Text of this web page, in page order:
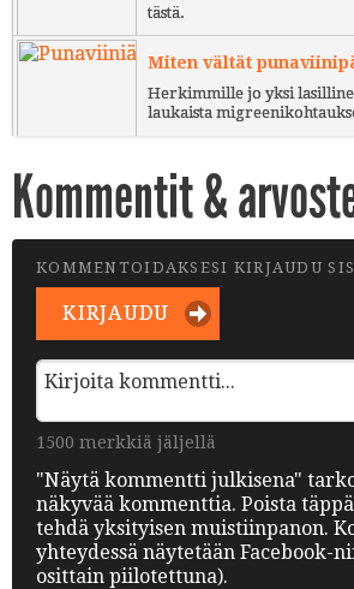
tästä.
Miten vältät
Herkimmille jo yksi
laukaista
Kommentit &
KOMMENTOIDAKSESI KIRJAUDU
KIRJAUDU
1500 merkkiä jäljellä
"Näytä kommentti julkisena"
näkyvää kommenttia. Poista
tehdä yksityisen muistiinpanon.
yhteydessä näytetään Facebook-
osittain piilotettuna).